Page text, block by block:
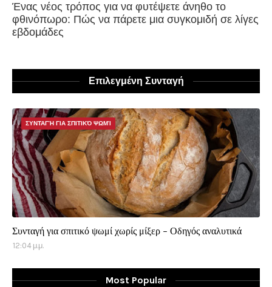
Ένας νέος τρόπος για να φυτέψετε άνηθο το
φθινόπωρο: Πώς να πάρετε μια συγκομιδή σε λίγες
εβδομάδες
Επιλεγμένη Συνταγή
ΣΥΝΤΑΓΉ ΓΙΑ ΣΠΙΤΙΚΌ ΨΩΜΊ
Συνταγή για σπιτικό ψωμί χωρίς μίξερ - Οδηγός αναλυτικά
12:04 μ.μ.
Most Popular